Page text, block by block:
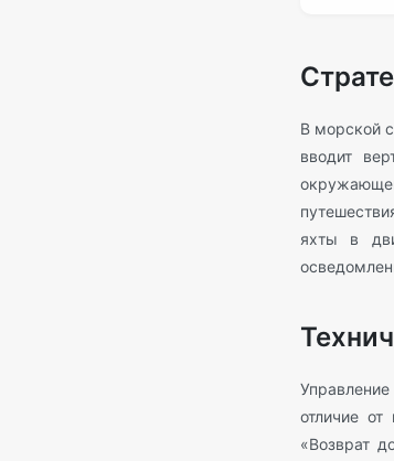
В морской
вводит
яхты в
отличие
«Возврат